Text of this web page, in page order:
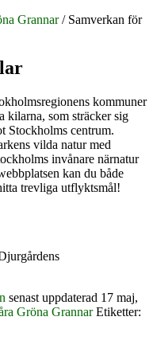
Grannar /Samverkan för
kommuner
kilarna, som sträcker sig
Stockholms centrum.
vilda natur med
invånare närnatur
kan du både
trevliga utflyktsmål!
senast uppdaterad 17 maj,
Gröna Grannar Etiketter: